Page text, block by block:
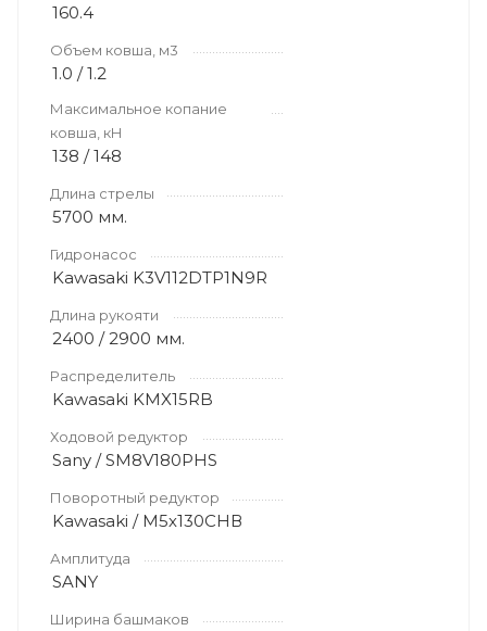
160.4
Объем ковша, м3
1.0 / 1.2
Максимальное копание
ковша, кН
138 / 148
Длина стрелы
5700 мм.
Гидронасос
Kawasaki K3V112DTP1N9R
Длина рукояти
2400 / 2900 мм.
Распределитель
Kawasaki KMX15RB
Ходовой редуктор
Sany / SМ8V180PНS
Поворотный редуктор
Kawasaki / М5х130СНВ
Амплитуда
SANY
Ширина башмаков